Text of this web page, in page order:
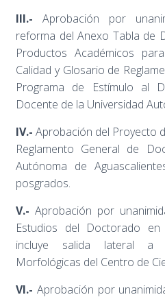
III.- Aprobación por
reforma del Anexo Tabla de
Productos Académicos
Calidad y Glosario de
Programa de Estímulo al
Docente de la Universidad
IV.- Aprobación del Proyecto
Reglamento General de
Autónoma de
posgrados.
V.- Aprobación por
Estudios del Doctorado en
incluye salida lateral a
Morfológicas del Centro de
VI.- Aprobación por